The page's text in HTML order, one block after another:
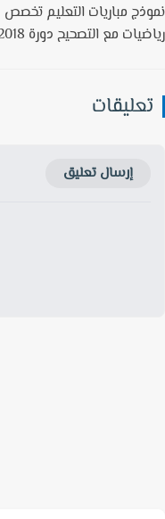
مباريات التعليم تخصص
مع التصحيح دورة 2018
إرسال تعليق